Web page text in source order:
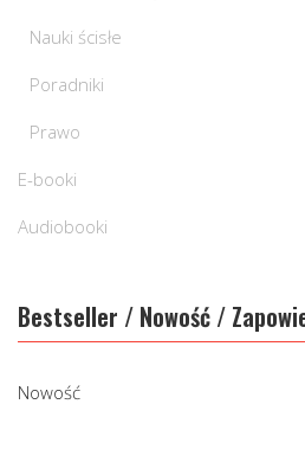
Nauki ścisłe
Poradniki
Prawo
E-booki
Audiobooki
Bestseller / Nowość /
Nowość